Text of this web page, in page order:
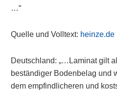
…“
Quelle und Volltext: heinze.de
Deutschland: „…Laminat gilt
beständiger Bodenbelag und
dem empfindlicheren und